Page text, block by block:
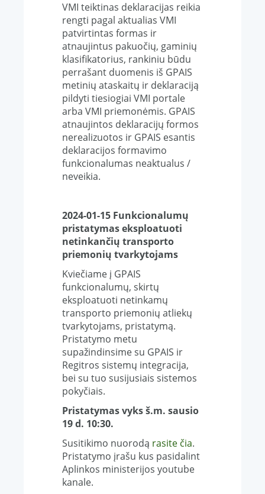
VMI teiktinas deklaracijas reikia
rengti pagal aktualias VMI
patvirtintas formas ir
atnaujintus pakuočių, gaminių
klasifikatorius, rankiniu būdu
perrašant duomenis iš GPAIS
metinių ataskaitų ir deklaraciją
pildyti tiesiogiai VMI portale
arba VMI priemonėmis. GPAIS
atnaujintos deklaracijų formos
nerealizuotos ir GPAIS esantis
deklaracijos formavimo
funkcionalumas neaktualus /
neveikia.
2024-01-15 Funkcionalumų
pristatymas eksploatuoti
netinkančių transporto
priemonių tvarkytojams
Kviečiame į GPAIS
funkcionalumų, skirtų
eksploatuoti netinkamų
transporto priemonių atliekų
tvarkytojams, pristatymą.
Pristatymo metu
supažindinsime su GPAIS ir
Regitros sistemų integracija,
bei su tuo susijusiais sistemos
pokyčiais.
Pristatymas vyks š.m. sausio
19 d. 10:30.
Susitikimo nuorodą rasite čia.
Pristatymo įrašu kus pasidalint
Aplinkos ministerijos youtube
kanale.